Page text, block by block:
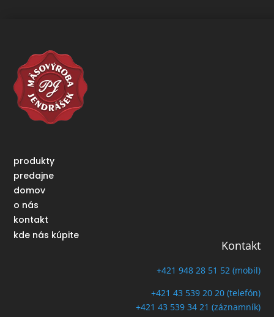
produkty
predajne
domov
o nás
kontakt
kde nás kúpite
Kontakt
+421 948 28 51 52 (mobil)
+421 43 539 20 20 (telefón)
+421 43 539 34 21 (záznamník)